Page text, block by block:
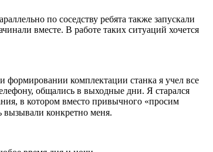
по соседству ребята также запускали
вместе. В работе таких ситуаций хочется
формировании комплектации станка я учел все
общались в выходные дни. Я старался
в котором вместо привычного «просим
вызывали конкретно меня.